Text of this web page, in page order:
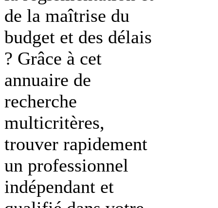
de la maîtrise du
budget et des délais
? Grâce à cet
annuaire de
recherche
multicritères,
trouver rapidement
un professionnel
indépendant et